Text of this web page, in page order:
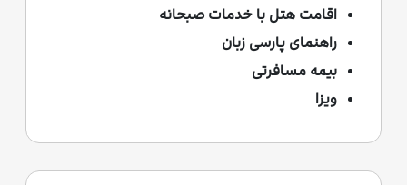
اقامت هتل با خدمات صبحانه
راهنمای پارسی زبان
بیمه مسافرتی
ویزا